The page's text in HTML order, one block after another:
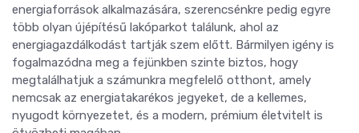
energiaforrások alkalmazására, szerencsénkre pedig egyre
több olyan újépítésű lakóparkot találunk, ahol az
energiagazdálkodást tartják szem előtt. Bármilyen igény is
fogalmazódna meg a fejünkben szinte biztos, hogy
megtalálhatjuk a számunkra megfelelő otthont, amely
nemcsak az energiatakarékos jegyeket, de a kellemes,
nyugodt környezetet, és a modern, prémium életvitelt is